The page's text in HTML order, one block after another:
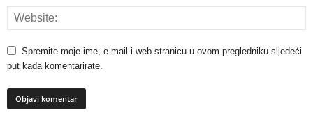
Spremite moje ime, e-mail i web stranicu u ovom pregledniku sljedeći
put kada komentarirate.